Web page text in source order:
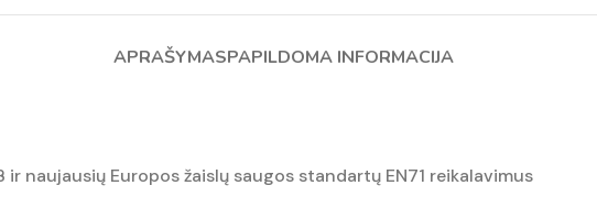
APRAŠYMASPAPILDOMA INFORMACIJA
naujausių Europos žaislų saugos standartų EN71 reikalavimus